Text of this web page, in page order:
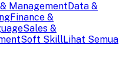
ManagementData &
Finance &
Sales &
Soft SkillLihat Semua